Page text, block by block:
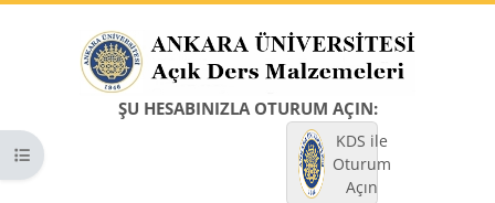
ŞU HESABINIZLA OTURUM AÇIN:
KDS ile
Oturum
Açın
Kurs dizinini aç